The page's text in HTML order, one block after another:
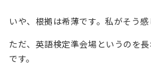
いや、根拠は希薄です。私がそう感
ただ、英語検定準会場というのを
です。